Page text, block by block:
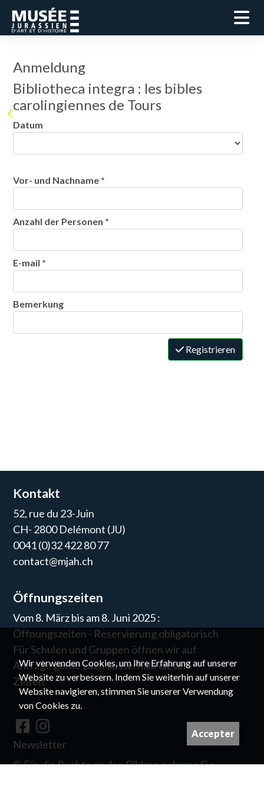
Anmeldung
Bibliotheca integra : les bibles
carolingiennes de Tours
Datum
Vor- und Nachname *
Anzahl der Personen *
E-mail *
Bemerkung
Registrieren
Kontakt
52, rue du 23-Juin
CH- 2800 Delémont (JU)
0041 (0)32 422 80 77
contact@mjah.ch
Öffnungszeiten
Vom 8. März bis am 8. Juni 2025 :
Öffnungszeiten - Reservierung obligatorisch
Für Schulen und Gruppen öffnen wir auf
Anfrage gerne auch ausserhalb dieser
Zeiten.
Newsletter
©Für die Rechte an den Bildern nehmen Sie
Wir verwenden Cookies, um Ihre Erfahrung auf unserer
Website zu verbessern. Indem Sie weiterhin auf unserer
Website navigieren, stimmen Sie unserer Verwendung
von Cookies zu.
Accepter